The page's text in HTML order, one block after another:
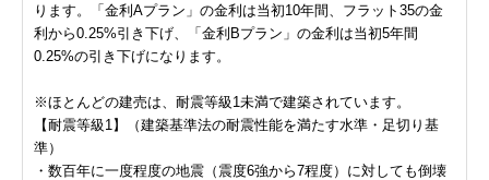
ります。「金利Aプラン」の金利は当初10年間、フラット35の金
利から0.25%引き下げ、「金利Bプラン」の金利は当初5年間
0.25%の引き下げになります。
※ほとんどの建売は、耐震等級1未満で建築されています。
【耐震等級1】（建築基準法の耐震性能を満たす水準・足切り基
準）
・数百年に一度程度の地震（震度6強から7程度）に対しても倒壊